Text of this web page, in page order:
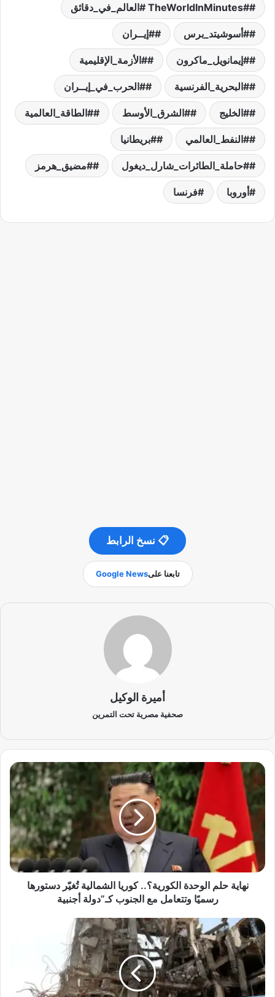
#TheWorldInMinutes #العالم_في_دقائق
#أسوشيتد_برس #إيــران
#إيمانويل_ماكرون #الأزمة_الإقليمية
#البحرية_الفرنسية #الحرب_في_إيــران
#الخليج #الشرق_الأوسط #الطاقة_العالمية
#النفط_العالمي #بريطانيا
#حاملة_الطائرات_شارل_ديغول #مضيق_هرمز
أوروبا فرنسا
📋 نسخ الرابط
تابعنا علىGoogle News
أميرة الوكيل
صحفية مصرية تحت التمرين
ن
ي
ا
د
ة
ا
ل
ك
نهاية حلم الوحدة الكورية؟.. كوريا الشمالية تُغيّر دستورها
رسميًا وتتعامل مع الجنوب كـ”دولة أجنبية
ح
ر
ب
ب
ل
ا